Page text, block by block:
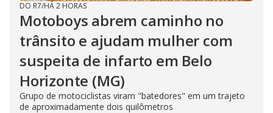
DO R7/HÁ 2 HORAS
Motoboys abrem caminho no
trânsito e ajudam mulher com
suspeita de infarto em Belo
Horizonte (MG)
Grupo de motociclistas viram "batedores" em um trajeto
de aproximadamente dois quilômetros